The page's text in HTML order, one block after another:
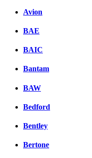
Avion
BAE
BAIC
Bantam
BAW
Bedford
Bentley
Bertone